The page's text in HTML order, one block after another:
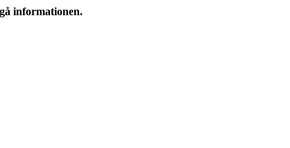
informationen.